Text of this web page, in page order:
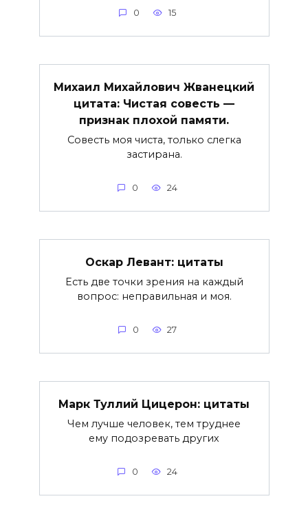
0 15
Михаил Михайлович Жванецкий
цитата: Чистая совесть —
признак плохой памяти.
Совесть моя чиста, только слегка
застирана.
0 24
Оскар Левант: цитаты
Есть две точки зрения на каждый
вопрос: неправильная и моя.
0 27
Марк Туллий Цицерон: цитаты
Чем лучше человек, тем труднее
ему подозревать других
0 24